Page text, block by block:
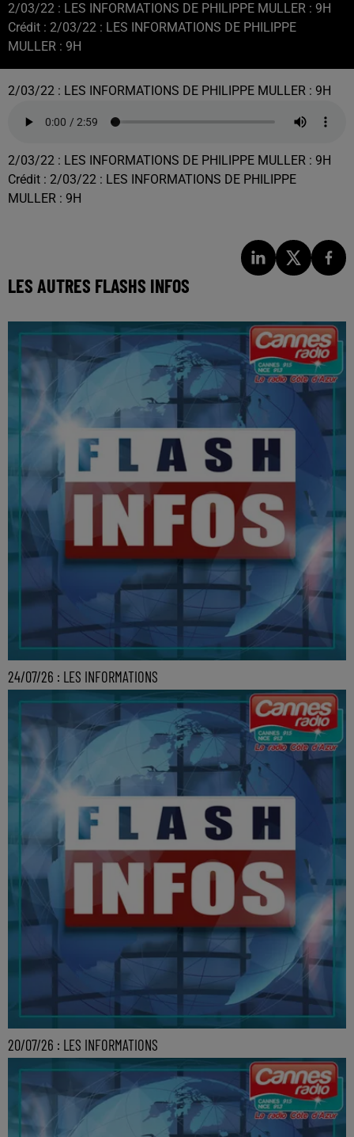
2/03/22 : LES INFORMATIONS DE PHILIPPE MULLER : 9H
Crédit : 2/03/22 : LES INFORMATIONS DE PHILIPPE
MULLER : 9H
2/03/22 : LES INFORMATIONS DE PHILIPPE MULLER : 9H
2/03/22 : LES INFORMATIONS DE PHILIPPE MULLER : 9H
Crédit : 2/03/22 : LES INFORMATIONS DE PHILIPPE
MULLER : 9H
LES AUTRES FLASHS INFOS
24/07/26 : LES INFORMATIONS
20/07/26 : LES INFORMATIONS